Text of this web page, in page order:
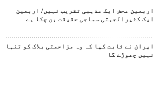
اربعین محض ایک مذہبی تقریب نہیں/ اربعین
ایک کثیرالجہتی سماجی حقیقت بن چکا ہے
ایران نے ثابت کیا کہ وہ مزاحمتی بلاک کو تنہا
نہیں چھوڑے گا